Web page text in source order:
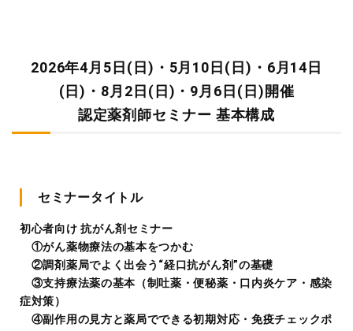
2026年4月5日(日)・5月10日(日)・6月14日
(日)・8月2日(日)・9月6日(日)開催
認定薬剤師セミナー 基本構成
セミナータイトル
初心者向け 抗がん剤セミナー
①がん薬物療法の基本をつかむ
②調剤薬局でよく出会う“経口抗がん剤”の基礎
③支持療法薬の基本（制吐薬・便秘薬・口内炎ケア・感染
症対策）
④副作用の見方と薬局でできる初期対応・免疫チェックポ